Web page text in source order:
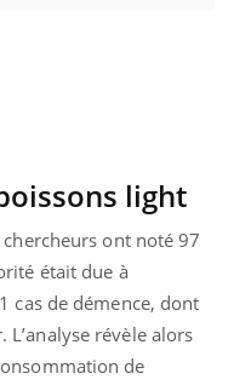
light
chercheurs ont noté 97
était due à
cas de démence, dont
L’analyse révèle alors
de